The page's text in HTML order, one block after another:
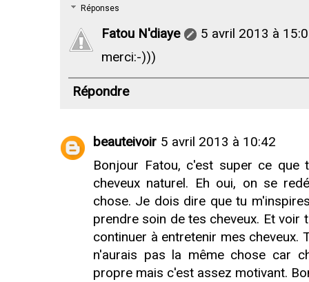
Réponses
Fatou N'diaye
5 avril 2013 à
merci:-)))
Répondre
beauteivoir 5 avril 2013 à 10:42
Bonjour Fatou, c'est super ce
cheveux naturel. Eh oui, on se
chose. Je dois dire que tu
prendre soin de tes cheveux. Et
continuer à entretenir mes cheveux.
n'aurais pas la même chose car
propre mais c'est assez motivant.